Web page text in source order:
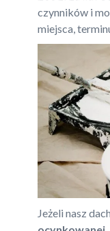
czynników i
miejsca,
Jeżeli nasz